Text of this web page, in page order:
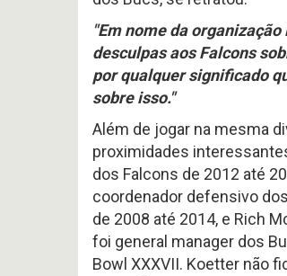
"Em nome da
desculpas aos Falcons
por qualquer significado
sobre isso."
Além de jogar na mesma
proximidades
dos Falcons de 2012 até
coordenador defensivo
de 2008 até 2014, e Rich
foi general manager dos
Bowl XXXVII. Koetter não